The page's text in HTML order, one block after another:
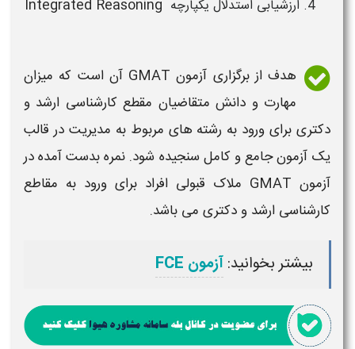
ارزشیابی استدلال یکپارچه Integrated Reasoning
هدف از برگزاری آزمون GMAT آن است که میزان
مهارت و دانش متقاضیان مقطع کارشناسی ارشد و
دکتری برای ورود به رشته های مربوط به مدیریت در قالب
یک آزمون جامع و کامل سنجیده شود. نمره بدست آمده در
آزمون GMAT ملاک قبولی افراد برای ورود به مقاطع
کارشناسی ارشد و دکتری می باشد.
بیشتر بخوانید:آزمون FCE